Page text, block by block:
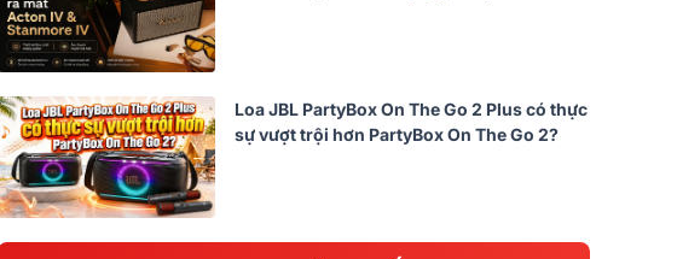
Loa JBL PartyBox On The Go 2 Plus có thực
sự vượt trội hơn PartyBox On The Go 2?